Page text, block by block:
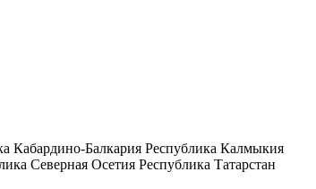
Кабардино-Балкария Республика Калмыкия
Северная Осетия Республика Татарстан